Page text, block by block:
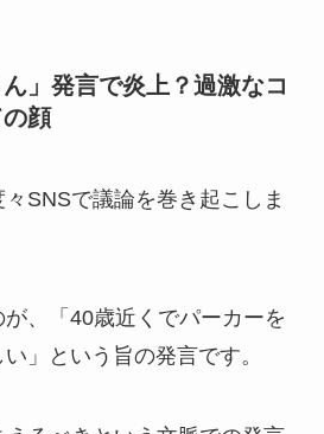
ん」発言で炎上？過激なコ
顔
SNSで議論を巻き起こしま
、「40歳近くでパーカーを
」という旨の発言です。